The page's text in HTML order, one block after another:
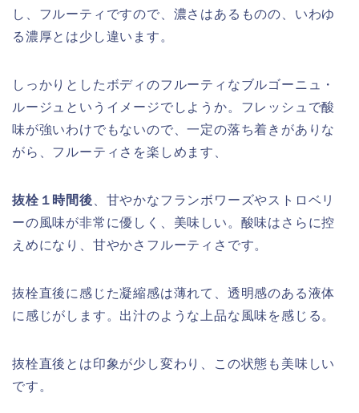
し、フルーティですので、濃さはあるものの、いわゆ
る濃厚とは少し違います。
しっかりとしたボディのフルーティなブルゴーニュ・
ルージュというイメージでしようか。フレッシュで酸
味が強いわけでもないので、一定の落ち着きがありな
がら、フルーティさを楽しめます、
抜栓１時間後 、甘やかなフランボワーズやストロベリ
ーの風味が非常に優しく、美味しい。酸味はさらに控
えめになり、甘やかさフルーティさです。
抜栓直後に感じた凝縮感は薄れて、透明感のある液体
に感じがします。出汁のような上品な風味を感じる。
抜栓直後とは印象が少し変わり、この状態も美味しい
です。